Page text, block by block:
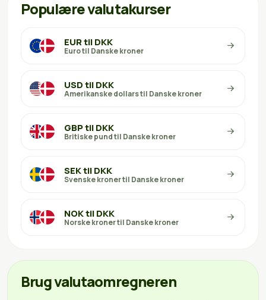
Populære valutakurser
EUR til DKK
Euro til Danske kroner
USD til DKK
Amerikanske dollars til Danske kroner
GBP til DKK
Britiske pund til Danske kroner
SEK til DKK
Svenske kroner til Danske kroner
NOK til DKK
Norske kroner til Danske kroner
Brug valutaomregneren